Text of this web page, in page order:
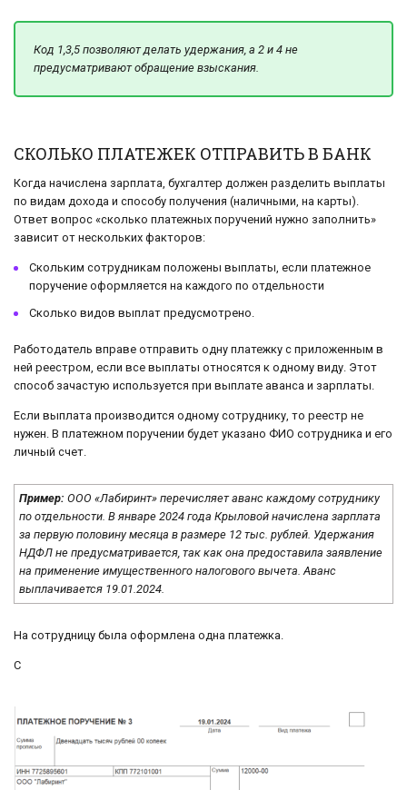
Код 1,3,5 позволяют делать удержания, а 2 и 4 не
предусматривают обращение взыскания.
СКОЛЬКО ПЛАТЕЖЕК ОТПРАВИТЬ В БАНК
Когда начислена зарплата, бухгалтер должен разделить выплаты
по видам дохода и способу получения (наличными, на карты).
Ответ вопрос «сколько платежных поручений нужно заполнить»
зависит от нескольких факторов:
Скольким сотрудникам положены выплаты, если платежное
поручение оформляется на каждого по отдельности
Сколько видов выплат предусмотрено.
Работодатель вправе отправить одну платежку с приложенным в
ней реестром, если все выплаты относятся к одному виду. Этот
способ зачастую используется при выплате аванса и зарплаты.
Если выплата производится одному сотруднику, то реестр не
нужен. В платежном поручении будет указано ФИО сотрудника и его
личный счет.
Пример: ООО «Лабиринт» перечисляет аванс каждому сотруднику
по отдельности. В январе 2024 года Крыловой начислена зарплата
за первую половину месяца в размере 12 тыс. рублей. Удержания
НДФЛ не предусматривается, так как она предоставила заявление
на применение имущественного налогового вычета. Аванс
выплачивается 19.01.2024.
На сотрудницу была оформлена одна платежка.
С